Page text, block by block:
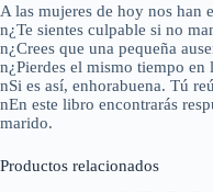
A las mujeres de hoy nos han
n¿Te sientes culpable si no
n¿Crees que una pequeña
n¿Pierdes el mismo tiempo
nSi es así, enhorabuena. Tú
nEn este libro encontrarás
marido.
Productos relacionados